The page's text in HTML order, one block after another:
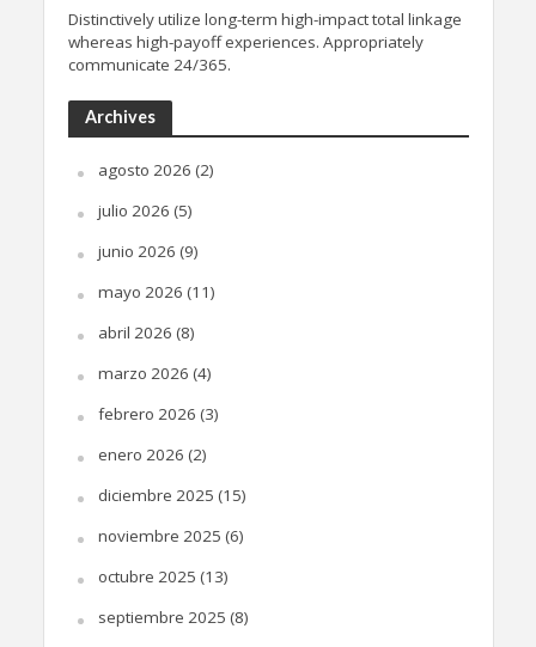
Distinctively utilize long-term high-impact total linkage
whereas high-payoff experiences. Appropriately
communicate 24/365.
Archives
agosto 2026 (2)
julio 2026 (5)
junio 2026 (9)
mayo 2026 (11)
abril 2026 (8)
marzo 2026 (4)
febrero 2026 (3)
enero 2026 (2)
diciembre 2025 (15)
noviembre 2025 (6)
octubre 2025 (13)
septiembre 2025 (8)